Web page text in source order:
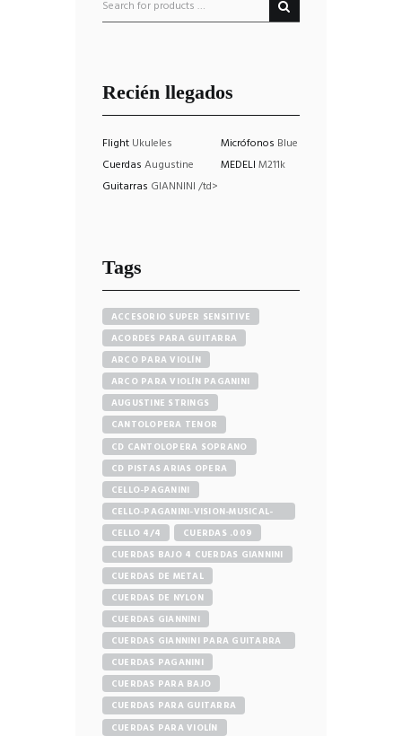
Recién llegados
Flight Ukuleles Micrófonos Blue
Cuerdas Augustine MEDELI M211k
Guitarras GIANNINI /td>
Tags
ACCESORIO SUPER SENSITIVE
ACORDES PARA GUITARRA
ARCO PARA VIOLÍN
ARCO PARA VIOLÍN PAGANINI
AUGUSTINE STRINGS
CANTOLOPERA TENOR
CD CANTOLOPERA SOPRANO
CD PISTAS ARIAS OPERA
CELLO-PAGANINI
CELLO-PAGANINI-VISION-MUSICAL-
STORE
CELLO 4/4
CUERDAS .009
CUERDAS BAJO 4 CUERDAS GIANNINI
CUERDAS DE METAL
CUERDAS DE NYLON
CUERDAS GIANNINI
CUERDAS GIANNINI PARA GUITARRA
ELÉCTRICA
CUERDAS PAGANINI
CUERDAS PARA BAJO
CUERDAS PARA GUITARRA
CUERDAS PARA VIOLÍN